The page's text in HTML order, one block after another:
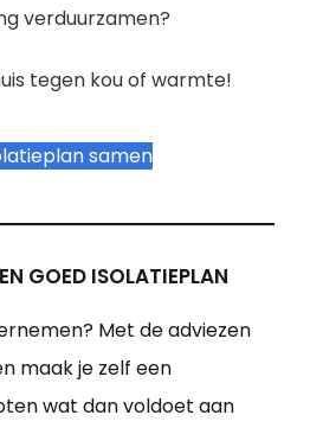
verduurzamen?
tegen kou of warmte!
samen
GOED ISOLATIEPLAN
Met de adviezen
maak je zelf een
wat dan voldoet aan